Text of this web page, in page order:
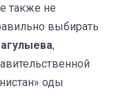
также не
выбирать
,
оды